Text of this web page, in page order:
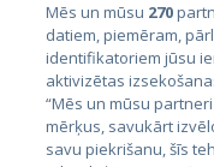
Страны
Эстония
Латвия
Mēs un mūsu 270
datiem, piemēram,
identifikatoriem jūsu
aktivizētas
“Mēs un mūsu
mērķus, savukārt
savu piekrišanu, šīs